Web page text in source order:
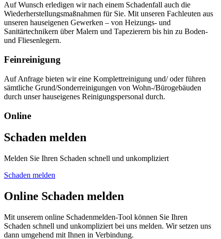
Auf Wunsch erledigen wir nach einem Schadenfall auch die
Wiederherstellungsmaßnahmen für Sie. Mit unseren Fachleuten aus
unseren hauseigenen Gewerken – von Heizungs- und
Sanitärtechnikern über Malern und Tapezierern bis hin zu Boden-
und Fliesenlegern.
Feinreinigung
Auf Anfrage bieten wir eine Komplettreinigung und/ oder führen
sämtliche Grund/Sonderreinigungen von Wohn-/Bürogebäuden
durch unser hauseigenes Reinigungspersonal durch.
Online
Schaden melden
Melden Sie Ihren Schaden schnell und unkompliziert
Schaden melden
Online Schaden melden
Mit unserem online Schadenmelden-Tool können Sie Ihren
Schaden schnell und unkompliziert bei uns melden. Wir setzen uns
dann umgehend mit Ihnen in Verbindung.